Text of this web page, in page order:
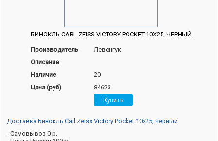
БИНОКЛЬ CARL ZEISS VICTORY POCKET 10X25, ЧЕРНЫЙ
Производитель
Левенгук
Описание
Наличие
20
Цена (руб)
84623
Доставка Бинокль Carl Zeiss Victory Pocket 10x25, черный:
- Самовывоз 0 р.